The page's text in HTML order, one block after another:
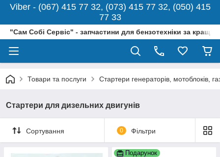
Viber - (067) 415 77 32, (073) 415 77 32, (050) 415
77 33
"Сам Собі Сервіс" - запчастини для бензотехніки за
Товари та послуги Стартери генераторів, мотоблоків,
Стартери для дизельних двигунів
Сортування 0 Фільтри
Подарунок